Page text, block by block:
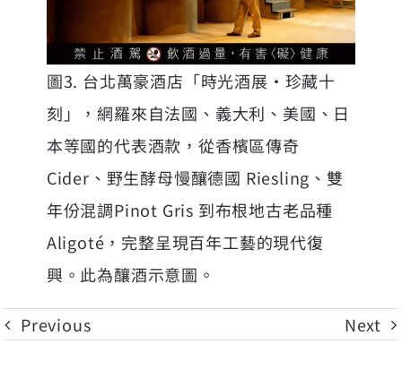
圖3. 台北萬豪酒店「時光酒展‧珍藏十
刻」，網羅來自法國、義大利、美國、日
本等國的代表酒款，從香檳區傳奇
Cider、野生酵母慢釀德國 Riesling、雙
年份混調Pinot Gris 到布根地古老品種
Aligoté，完整呈現百年工藝的現代復
興。此為釀酒示意圖。
Previous Next